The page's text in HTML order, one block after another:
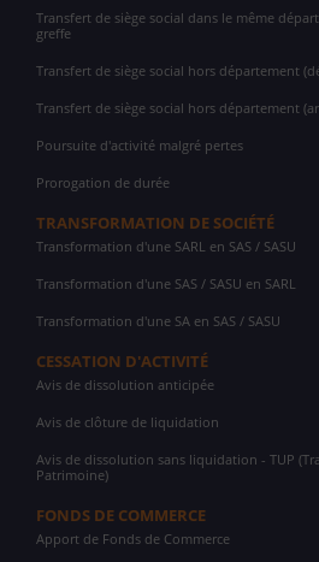
Transfert de siège social dans le même
greffe
Transfert de siège social hors département
Transfert de siège social hors département
Poursuite d'activité malgré pertes
Prorogation de durée
TRANSFORMATION DE SOCIÉTÉ
Transformation d'une SARL en SAS / SASU
Transformation d'une SAS / SASU en SARL
Transformation d'une SA en SAS / SASU
CESSATION D'ACTIVITÉ
Avis de dissolution anticipée
Avis de clôture de liquidation
Avis de dissolution sans liquidation - TUP
Patrimoine)
FONDS DE COMMERCE
Apport de Fonds de Commerce